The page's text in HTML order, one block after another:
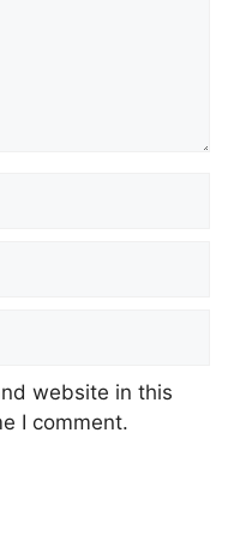
website in this
I comment.